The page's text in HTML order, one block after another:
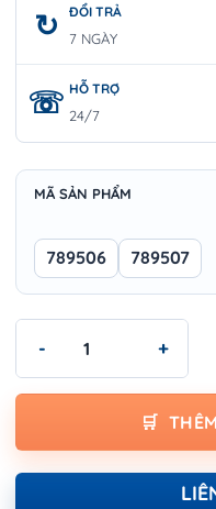
ĐỔI TRẢ
7 NGÀY
HỖ TRỢ
24/7
MÃ SẢN PHẨM
789506 789507